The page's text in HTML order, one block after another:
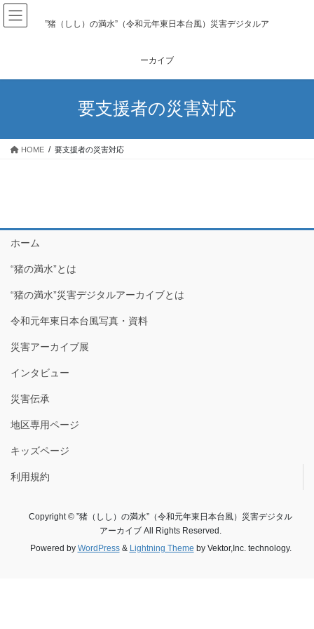
コ
ン
へ
プ
ナ
ビ
ョ
動
”猪（しし）の満水”（令和元年東日本台風）災害デジタルア
ーカイブ
要支援者の災害対応
HOME 要支援者の災害対応
ホーム
“猪の満水”とは
“猪の満水”災害デジタルアーカイブとは
令和元年東日本台風写真・資料
災害アーカイブ展
インタビュー
災害伝承
地区専用ページ
キッズページ
利用規約
Copyright © ”猪（しし）の満水”（令和元年東日本台風）災害デジタル
アーカイブ All Rights Reserved.
Powered by WordPress& Lightning Theme by Vektor,Inc. technology.